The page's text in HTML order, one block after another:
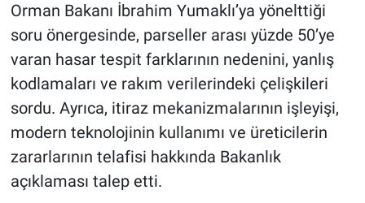
Orman Bakanı İbrahim Yumaklı’ya yönelttiği
soru önergesinde, parseller arası yüzde 50’ye
varan hasar tespit farklarının nedenini, yanlış
kodlamaları ve rakım verilerindeki çelişkileri
sordu. Ayrıca, itiraz mekanizmalarının işleyişi,
modern teknolojinin kullanımı ve üreticilerin
zararlarının telafisi hakkında Bakanlık
açıklaması talep etti.